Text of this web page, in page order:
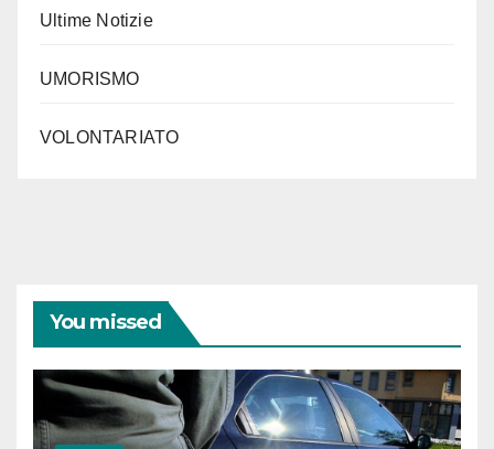
Ultime Notizie
UMORISMO
VOLONTARIATO
You missed